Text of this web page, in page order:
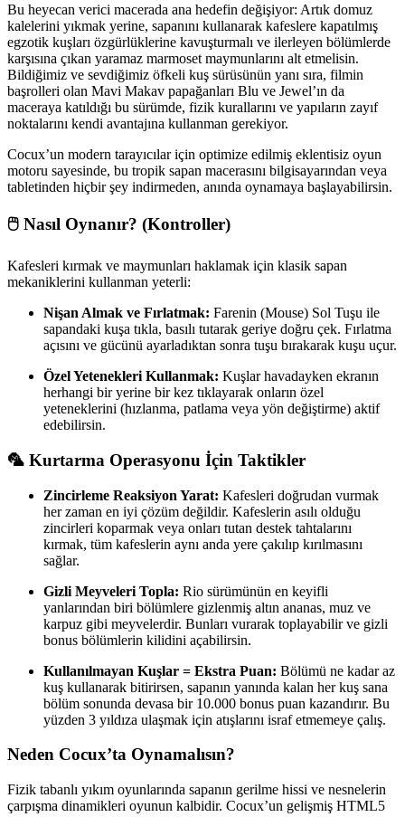
Bu heyecan verici macerada ana hedefin değişiyor: Artık domuz
kalelerini yıkmak yerine, sapanını kullanarak kafeslere kapatılmış
egzotik kuşları özgürlüklerine kavuşturmalı ve ilerleyen bölümlerde
karşısına çıkan yaramaz marmoset maymunlarını alt etmelisin.
Bildiğimiz ve sevdiğimiz öfkeli kuş sürüsünün yanı sıra, filmin
başrolleri olan Mavi Makav papağanları Blu ve Jewel’ın da
maceraya katıldığı bu sürümde, fizik kurallarını ve yapıların zayıf
noktalarını kendi avantajına kullanman gerekiyor.
Cocux’un modern tarayıcılar için optimize edilmiş eklentisiz oyun
motoru sayesinde, bu tropik sapan macerasını bilgisayarından veya
tabletinden hiçbir şey indirmeden, anında oynamaya başlayabilirsin.
🖱️ Nasıl Oynanır? (Kontroller)
Kafesleri kırmak ve maymunları haklamak için klasik sapan
mekaniklerini kullanman yeterli:
Nişan Almak ve Fırlatmak: Farenin (Mouse) Sol Tuşu ile
sapandaki kuşa tıkla, basılı tutarak geriye doğru çek. Fırlatma
açısını ve gücünü ayarladıktan sonra tuşu bırakarak kuşu uçur.
Özel Yetenekleri Kullanmak: Kuşlar havadayken ekranın
herhangi bir yerine bir kez tıklayarak onların özel
yeteneklerini (hızlanma, patlama veya yön değiştirme) aktif
edebilirsin.
🦜 Kurtarma Operasyonu İçin Taktikler
Zincirleme Reaksiyon Yarat: Kafesleri doğrudan vurmak
her zaman en iyi çözüm değildir. Kafeslerin asılı olduğu
zincirleri koparmak veya onları tutan destek tahtalarını
kırmak, tüm kafeslerin aynı anda yere çakılıp kırılmasını
sağlar.
Gizli Meyveleri Topla: Rio sürümünün en keyifli
yanlarından biri bölümlere gizlenmiş altın ananas, muz ve
karpuz gibi meyvelerdir. Bunları vurarak toplayabilir ve gizli
bonus bölümlerin kilidini açabilirsin.
Kullanılmayan Kuşlar = Ekstra Puan: Bölümü ne kadar az
kuş kullanarak bitirirsen, sapanın yanında kalan her kuş sana
bölüm sonunda devasa bir 10.000 bonus puan kazandırır. Bu
yüzden 3 yıldıza ulaşmak için atışlarını israf etmemeye çalış.
Neden Cocux’ta Oynamalısın?
Fizik tabanlı yıkım oyunlarında sapanın gerilme hissi ve nesnelerin
çarpışma dinamikleri oyunun kalbidir. Cocux’un gelişmiş HTML5